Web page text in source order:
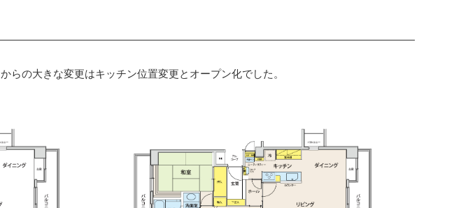
らの大きな変更はキッチン位置変更とオープン化でした。